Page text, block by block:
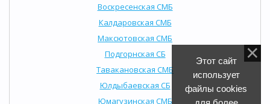
Воскресенская СМБ
Калдаровская СМБ
Максютовская СМБ
Подгорнская СБ
Тавакановская СМБ
Юлдыбаевская СБ
Юмагузинская СМБ
Этот сайт
использует
файлы cookies